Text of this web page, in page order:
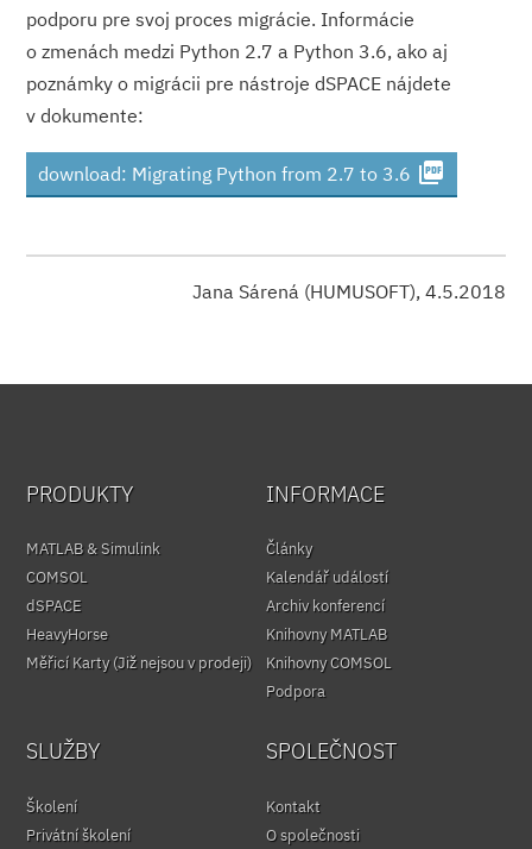
podporu pre svoj proces migrácie. Informácie
o zmenách medzi Python 2.7 a Python 3.6, ako aj
poznámky o migrácii pre nástroje dSPACE nájdete
v dokumente:
download: Migrating Python from 2.7 to 3.6 picture_as_pdf
Jana Sárená (HUMUSOFT), 4.5.2018
PRODUKTY
MATLAB & Simulink
COMSOL
dSPACE
HeavyHorse
Měřicí Karty (Již nejsou v prodeji)
INFORMACE
Články
Kalendář událostí
Archiv konferencí
Knihovny MATLAB
Knihovny COMSOL
Podpora
SLUŽBY
Školení
Privátní školení
SPOLEČNOST
Kontakt
O společnosti